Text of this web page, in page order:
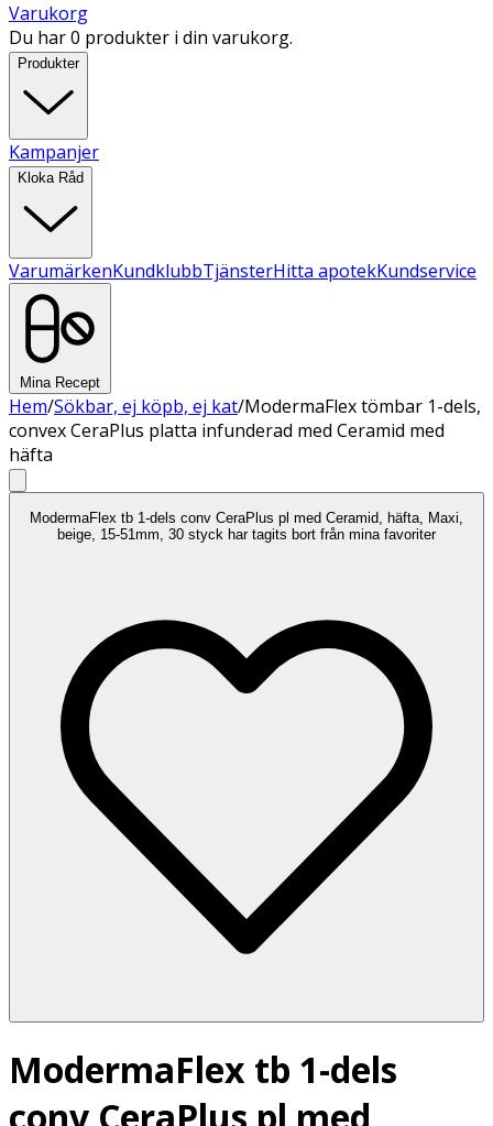
Varukorg
Du har 0 produkter i din varukorg.
Produkter
Kampanjer
Kloka Råd
VarumärkenKundklubbTjänsterHitta apotekKundservice
Mina Recept
Hem/Sökbar, ej köpb, ej kat/ModermaFlex tömbar 1-dels,
convex CeraPlus platta infunderad med Ceramid med
häfta
ModermaFlex tb 1-dels conv CeraPlus pl med Ceramid, häfta, Maxi,
beige, 15-51mm, 30 styck har tagits bort från mina favoriter
ModermaFlex tb 1-dels